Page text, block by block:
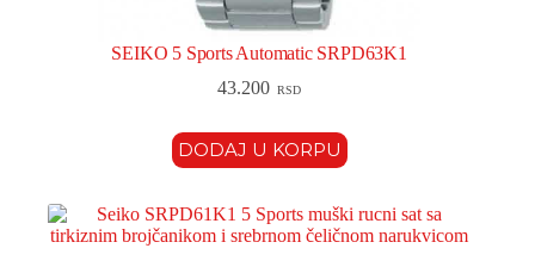
SEIKO 5 Sports Automatic SRPD63K1
43.200 RSD
DODAJ U KORPU